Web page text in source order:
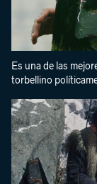
Es una de las
torbellino